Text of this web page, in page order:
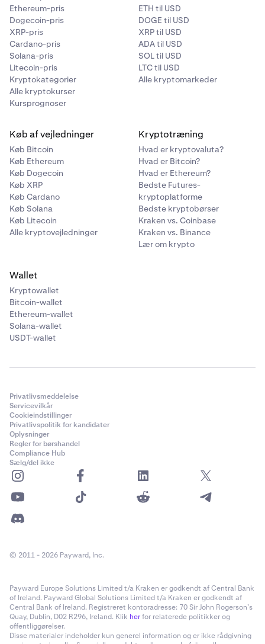
Ethereum-pris
Dogecoin-pris
XRP-pris
Cardano-pris
Solana-pris
Litecoin-pris
Kryptokategorier
Alle kryptokurser
Kursprognoser
ETH til USD
DOGE til USD
XRP til USD
ADA til USD
SOL til USD
LTC til USD
Alle kryptomarkeder
Køb af vejledninger
Køb Bitcoin
Køb Ethereum
Køb Dogecoin
Køb XRP
Køb Cardano
Køb Solana
Køb Litecoin
Alle kryptovejledninger
Kryptotræning
Hvad er kryptovaluta?
Hvad er Bitcoin?
Hvad er Ethereum?
Bedste Futures-
kryptoplatforme
Bedste kryptobørser
Kraken vs. Coinbase
Kraken vs. Binance
Lær om krypto
Wallet
Kryptowallet
Bitcoin-wallet
Ethereum-wallet
Solana-wallet
USDT-wallet
Privatlivsmeddelelse
Servicevilkår
Cookieindstillinger
Privatlivspolitik for kandidater
Oplysninger
Regler for børshandel
Compliance Hub
Sælg/del ikke
© 2011 - 2026 Payward, Inc.
Payward Europe Solutions Limited t/a Kraken er godkendt af Central Bank
of Ireland. Payward Global Solutions Limited t/a Kraken er godkendt af
Central Bank of Ireland. Registreret kontoradresse: 70 Sir John Rogerson’s
Quay, Dublin, D02 R296, Ireland. Klik herfor relaterede politikker og
offentliggørelser.
Disse materialer indeholder kun generel information og er ikke rådgivning